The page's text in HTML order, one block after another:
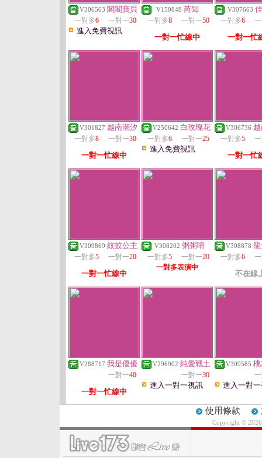
V306563 閣閣寶貝
一對多6 一對一30
進入免費視訊
V150848 芮知
一對多8 一對一50
一對一忙線中
V307663
一對多6
一對一忙
V301827 越南潮汐
一對多8 一對一30
一對一忙線中
V250642 白玫瑰花
一對多6 一對一25
進入免費視訊
V306736
一對多5
一對一忙
V309869 紋蚊公主
一對多5 一對一20
一對一忙線中
V308202 粥粥唷
一對多5 一對一20
一對多表演中
V308878
一對多6
不在線
V288717 我是優優
一對一40
一對一忙線中
V296902 純愛戰土
一對一30
進入一對一視訊
V309585
進入一對
使用條款
Copyright ©